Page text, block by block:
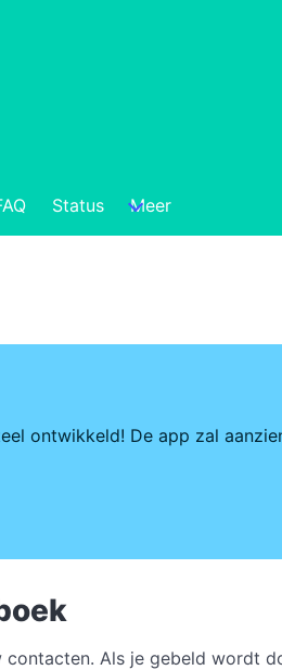
Status Meer
ontwikkeld! De app zal
Als je gebeld wordt